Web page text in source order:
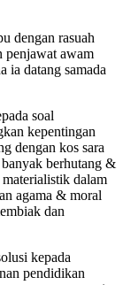
dengan rasuah
penjawat awam
ia datang samada
soal
kepentingan
dengan kos sara
berhutang &
dalam
agama & moral
dan
kepada
pendidikan